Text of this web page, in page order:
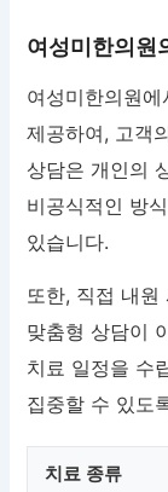
여성미한의원
여성미한의원
제공하여, 고객
상담은 개인의
비공식적인 방
있습니다.
또한, 직접 내
맞춤형 상담이
치료 일정을 수
집중할 수 있도
치료 종류